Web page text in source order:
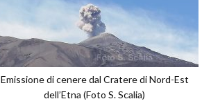
Emissione di cenere dal Cratere di Nord-Est
dell’Etna (Foto S. Scalia)